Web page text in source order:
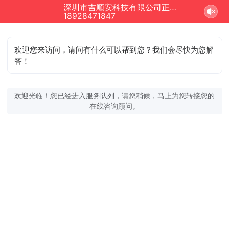
深圳市吉顺安科技有限公司正在为您服务
18928471847
欢迎您来访问，请问有什么可以帮到您？我们会尽快为您解
答！
欢迎光临！您已经进入服务队列，请您稍候，马上为您转接您的
在线咨询顾问。